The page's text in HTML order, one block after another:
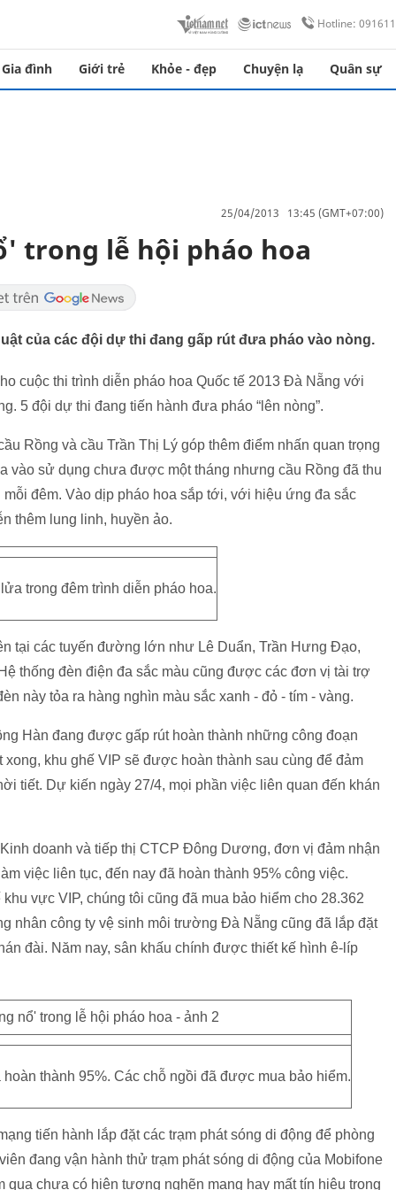
Hotline:
Gia đình Giới trẻ Khỏe - đẹp Chuyện lạ Quân sự
25/04/2013 13:45 (GMT+07:00)
trong lễ hội pháo hoa
của các đội dự thi đang gấp rút đưa pháo vào nòng.
cuộc thi trình diễn pháo hoa Quốc tế 2013 Đà Nẵng với
5 đội dự thi đang tiến hành đưa pháo “lên nòng”.
Rồng và cầu Trần Thị Lý góp thêm điểm nhấn quan trọng
vào sử dụng chưa được một tháng nhưng cầu Rồng đã thu
đêm. Vào dịp pháo hoa sắp tới, với hiệu ứng đa sắc
thêm lung linh, huyền ảo.
trong đêm trình diễn pháo hoa.
tại các tuyến đường lớn như Lê Duẩn, Trần Hưng Đạo,
thống đèn điện đa sắc màu cũng được các đơn vị tài trợ
này tỏa ra hàng nghìn màu sắc xanh - đỏ - tím - vàng.
Hàn đang được gấp rút hoàn thành những công đoạn
khu ghế VIP sẽ được hoàn thành sau cùng để đảm
tiết. Dự kiến ngày 27/4, mọi phần việc liên quan đến khán
doanh và tiếp thị CTCP Đông Dương, đơn vị đảm nhận
việc liên tục, đến nay đã hoàn thành 95% công việc.
vực VIP, chúng tôi cũng đã mua bảo hiểm cho 28.362
nhân công ty vệ sinh môi trường Đà Nẵng cũng đã lắp đặt
đài. Năm nay, sân khấu chính được thiết kế hình ê-líp
thành 95%. Các chỗ ngồi đã được mua bảo hiểm.
tiến hành lắp đặt các trạm phát sóng di động để phòng
đang vận hành thử trạm phát sóng di động của Mobifone
chưa có hiện tượng nghẽn mạng hay mất tín hiệu trong